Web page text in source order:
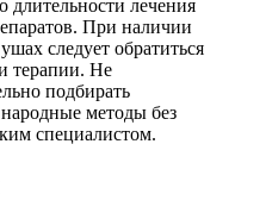
длительности лечения
При наличии
следует обратиться
терапии. Не
подбирать
методы без
специалистом.